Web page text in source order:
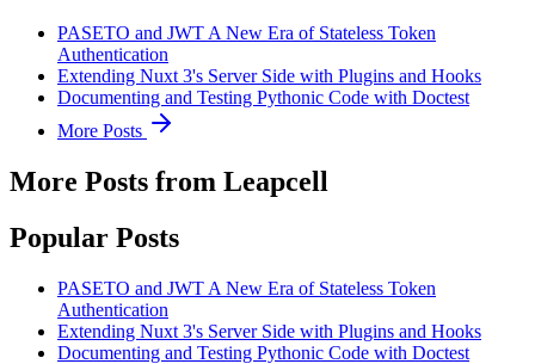
PASETO and JWT A New Era of Stateless Token
Authentication
Extending Nuxt 3's Server Side with Plugins and Hooks
Documenting and Testing Pythonic Code with Doctest
More Posts
More Posts from Leapcell
Popular Posts
PASETO and JWT A New Era of Stateless Token
Authentication
Extending Nuxt 3's Server Side with Plugins and Hooks
Documenting and Testing Pythonic Code with Doctest